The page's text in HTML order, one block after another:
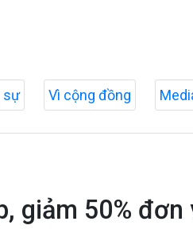
sự Vì cộng đồng
giảm 50%